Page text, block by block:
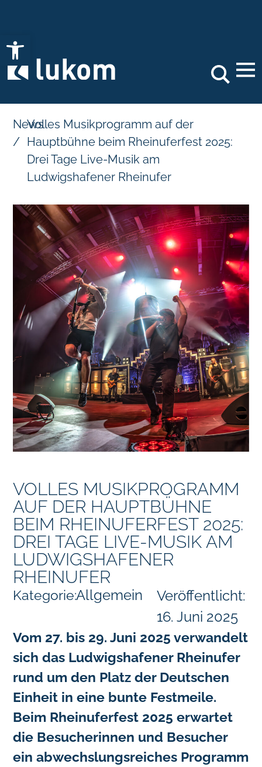
Open toolbar
Search
News
/
Volles Musikprogramm auf der
Hauptbühne beim Rheinuferfest 2025:
Drei Tage Live-Musik am
Ludwigshafener Rheinufer
VOLLES MUSIKPROGRAMM
AUF DER HAUPTBÜHNE
BEIM RHEINUFERFEST 2025:
DREI TAGE LIVE-MUSIK AM
LUDWIGSHAFENER
RHEINUFER
Kategorie:Allgemein
Veröffentlicht:
16. Juni 2025
Vom 27. bis 29. Juni 2025 verwandelt
sich das Ludwigshafener Rheinufer
rund um den Platz der Deutschen
Einheit in eine bunte Festmeile.
Beim Rheinuferfest 2025 erwartet
die Besucherinnen und Besucher
ein abwechslungsreiches Programm